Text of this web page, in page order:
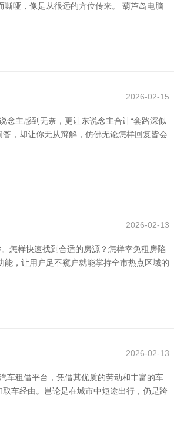
哑，像是从很远的方位传来。 葫芦岛电脑
2026-02-15
念主感到无奈，更让东说念主合计“套路深似
答，却让你无从辩解，仿佛无论怎样回复皆会
2026-02-13
怎样快速找到合适的房源？怎样幸免租房陷
，让用户足不窥户就能掌持全市热点区域的
2026-02-13
车租借平台，凭借其优质的劳动和丰富的车
车经由。岂论是在城市中短途出行，仍是跨